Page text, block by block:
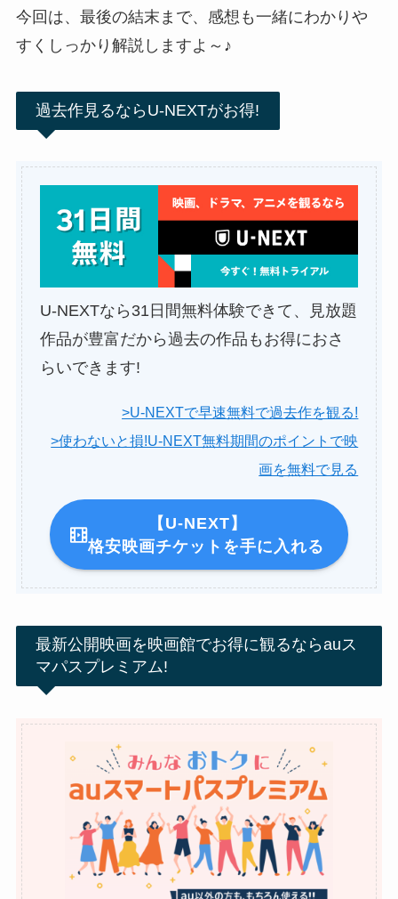
今回は、最後の結末まで、感想も一緒にわかりや
すくしっかり解説しますよ～♪
過去作見るならU-NEXTがお得!
U-NEXTなら31日間無料体験できて、見放題
作品が豊富だから過去の作品もお得におさ
らいできます!
>U-NEXTで早速無料で過去作を観る!
>使わないと損!U-NEXT無料期間のポイントで映
画を無料で見る
【U-NEXT】
格安映画チケットを手に入れる
最新公開映画を映画館でお得に観るならauス
マパスプレミアム!